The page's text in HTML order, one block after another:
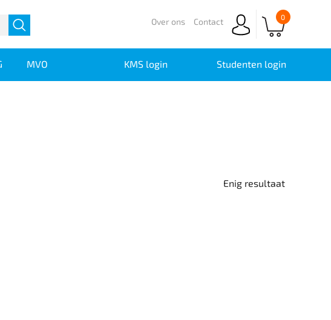
0
Over ons Contact
MVO KMS login Studenten login
Enig resultaat